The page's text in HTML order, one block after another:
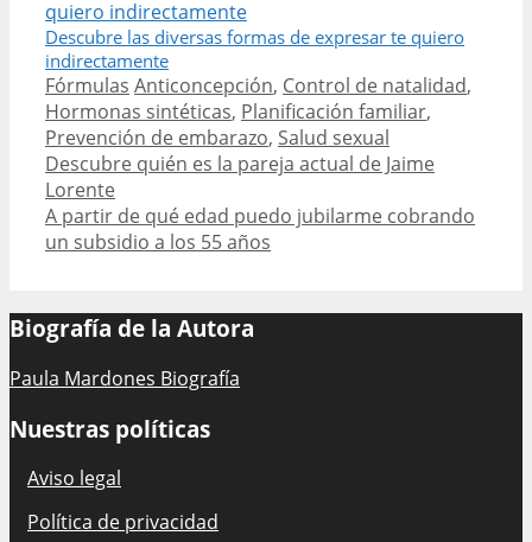
Descubre las diversas formas de expresar te quiero
indirectamente
Categories
Fórmulas Tags
Anticoncepción, Control de natalidad,
Hormonas sintéticas, Planificación familiar,
Prevención de embarazo, Salud sexual
Post
navigation
Descubre quién es la pareja actual de Jaime
Lorente
A partir de qué edad puedo jubilarme cobrando
un subsidio a los 55 años
Biografía de la Autora
Paula Mardones Biografía
Nuestras políticas
Aviso legal
Política de privacidad